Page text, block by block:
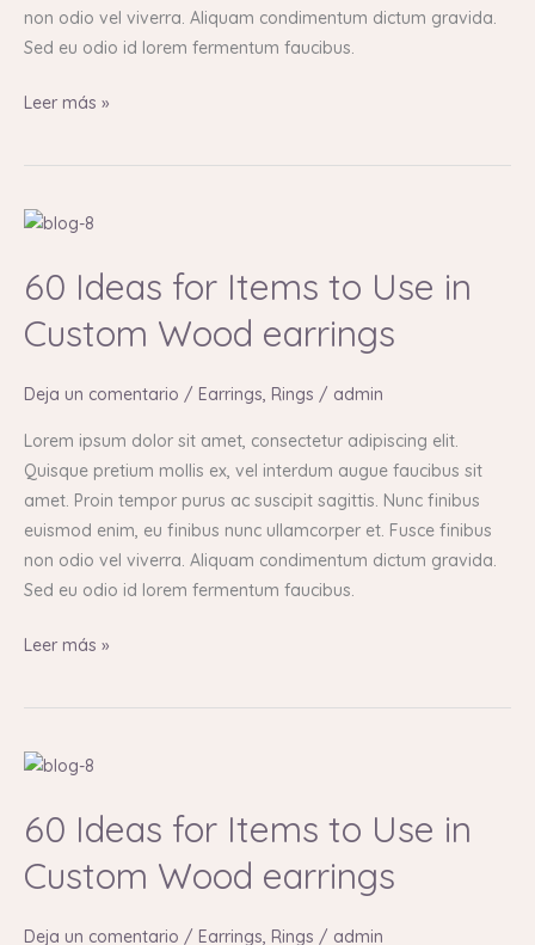
non odio vel viverra. Aliquam condimentum dictum gravida.
Sed eu odio id lorem fermentum faucibus.
Leer más »
60 Ideas for Items to Use in
Custom Wood earrings
Deja un comentario / Earrings, Rings / admin
Lorem ipsum dolor sit amet, consectetur adipiscing elit.
Quisque pretium mollis ex, vel interdum augue faucibus sit
amet. Proin tempor purus ac suscipit sagittis. Nunc finibus
euismod enim, eu finibus nunc ullamcorper et. Fusce finibus
non odio vel viverra. Aliquam condimentum dictum gravida.
Sed eu odio id lorem fermentum faucibus.
60
for
to
in
Custom
Wood
earrings
Leer más »
60 Ideas for Items to Use in
Custom Wood earrings
Deja un comentario / Earrings, Rings / admin
60
for
to